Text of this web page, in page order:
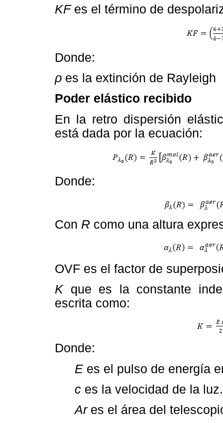
KF es el término de
Donde:
ρ es la extinción de Rayleigh
Poder elástico recibido
En la retro dispersión
está dada por la ecuación:
Donde:
Con R como una altura
OVF es el factor de
Kque es la constante
escrita como:
Donde:
E es el pulso de energía
c es la velocidad de la luz.
Ar es el área del